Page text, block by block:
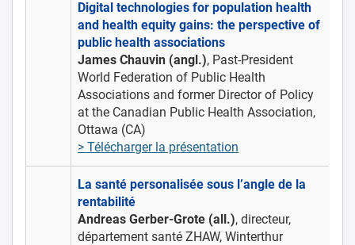
Digital technologies for population health
and health equity gains: the perspective of
public health associations
James Chauvin (angl.), Past-President
World Federation of Public Health
Associations and former Director of Policy
at the Canadian Public Health Association,
Ottawa (CA)
> Télécharger la présentation
La santé personalisée sous l’angle de la
rentabilité
Andreas Gerber-Grote (all.), directeur,
département santé ZHAW, Winterthur